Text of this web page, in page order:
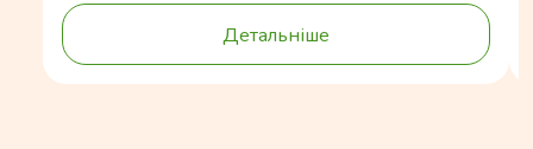
Детальніше